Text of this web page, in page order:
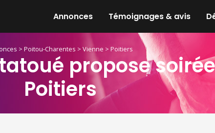
Annonces Témoignages & avis
> Poitou-Charentes > Vienne > Poitiers
propose
Poitiers